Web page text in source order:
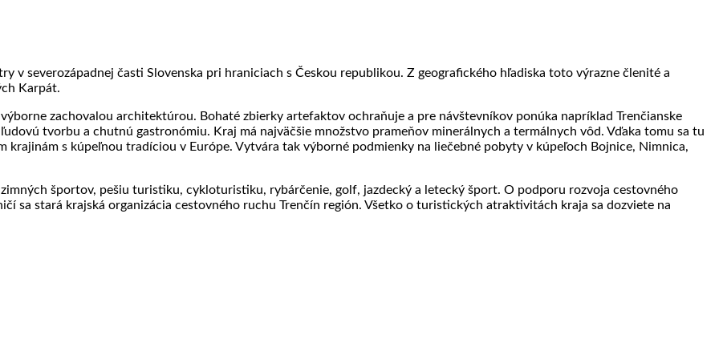
v severozápadnej časti Slovenska pri hraniciach s Českou republikou. Z geografického hľadiska toto výrazne členité a
Karpát.
zachovalou architektúrou. Bohaté zbierky artefaktov ochraňuje a pre návštevníkov ponúka napríklad Trenčianske
tvorbu a chutnú gastronómiu. Kraj má najväčšie množstvo prameňov minerálnych a termálnych vôd. Vďaka tomu sa tu
krajinám s kúpeľnou tradíciou v Európe. Vytvára tak výborné podmienky na liečebné pobyty v kúpeľoch Bojnice, Nimnica,
športov, pešiu turistiku, cykloturistiku, rybárčenie, golf, jazdecký a letecký šport. O podporu rozvoja cestovného
sa stará krajská organizácia cestovného ruchu Trenčín región. Všetko o turistických atraktivitách kraja sa dozviete na